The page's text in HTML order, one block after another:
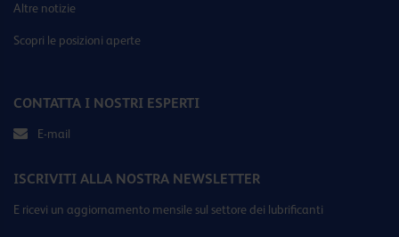
Altre notizie
Scopri le posizioni aperte
CONTATTA I NOSTRI ESPERTI
E-mail
ISCRIVITI ALLA NOSTRA NEWSLETTER
E ricevi un aggiornamento mensile sul settore dei lubrificanti